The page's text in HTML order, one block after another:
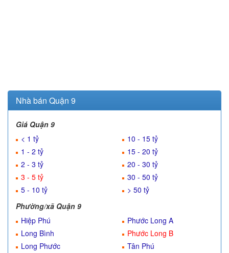
Nhà bán Quận 9
Giá Quận 9
< 1 tỷ
1 - 2 tỷ
2 - 3 tỷ
3 - 5 tỷ
5 - 10 tỷ
10 - 15 tỷ
15 - 20 tỷ
20 - 30 tỷ
30 - 50 tỷ
> 50 tỷ
Phường/xã Quận 9
Hiệp Phú
Long Bình
Long Phước
Phước Long A
Phước Long B
Tân Phú